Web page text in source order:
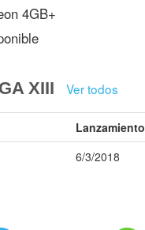
4GB+
XIII Ver todos
Lanzamiento
6/3/2018